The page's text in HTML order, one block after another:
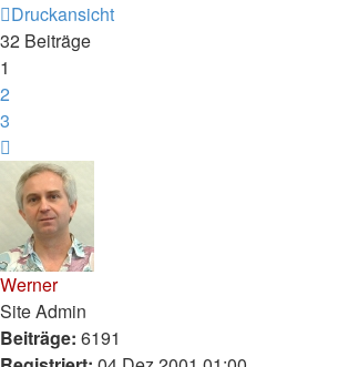
Druckansicht
32 Beiträge
1
2
3
Werner
Site Admin
Beiträge: 6191